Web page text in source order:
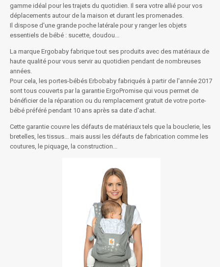
gamme idéal pour les trajets du quotidien. Il sera votre allié pour vos
déplacements autour de la maison et durant les promenades.
Il dispose d'une grande poche latérale pour y ranger les objets
essentiels de bébé : sucette, doudou...
La marque Ergobaby fabrique tout ses produits avec des matériaux de
haute qualité pour vous servir au quotidien pendant de nombreuses
années.
Pour cela, les portes-bébés Erbobaby fabriqués à partir de l'année 2017
sont tous couverts par la garantie ErgoPromise qui vous permet de
bénéficier de la réparation ou du remplacement gratuit de votre porte-
bébé préféré pendant 10 ans après sa date d'achat.
Cette garantie couvre les défauts de matériaux tels que la bouclerie, les
bretelles, les tissus... mais aussi les défauts de fabrication comme les
coutures, le piquage, la construction...